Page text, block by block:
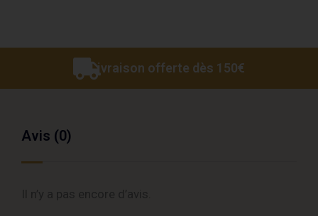
Livraison offerte dès 150€
Avis (0)